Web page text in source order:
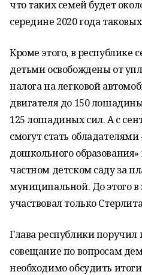
что таких семей будет
середине 2020 года
Кроме этого, в республике
детьми освобождены от
налога на легковой
двигателя до 150
125 лошадиных сил. А с
смогут стать
дошкольного
частном детском саду за
муниципальной. До этого в
участвовал только
Глава республики поручил
совещание по вопросам
необходимо обсудить